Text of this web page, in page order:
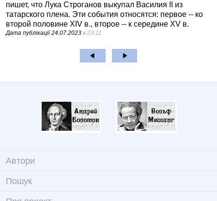
пишет, что Лука Строганов выкупал Василия II из
татарского плена. Эти события относятся: первое -- ко
второй половине XIV в., второе -- к середине XV в.
Дата публікації24.07.2023 в 23:11
Автори
Пошук